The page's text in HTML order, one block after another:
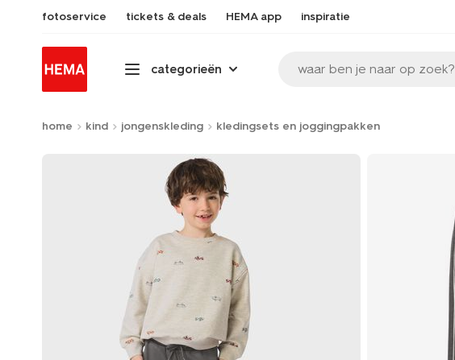
fotoservice tickets & deals HEMA app inspiratie
categorieën waar ben je naar op zoek?
home kind jongenskleding kledingsets en joggingpakken